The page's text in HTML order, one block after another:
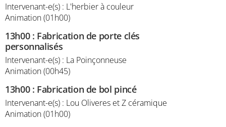
Intervenant-e(s) : L'herbier à couleur
Animation (01h00)
13h00: Fabrication de porte clés
personnalisés
Intervenant-e(s) : La Poinçonneuse
Animation (00h45)
13h00: Fabrication de bol pincé
Intervenant-e(s) : Lou Oliveres et Z céramique
Animation (01h00)